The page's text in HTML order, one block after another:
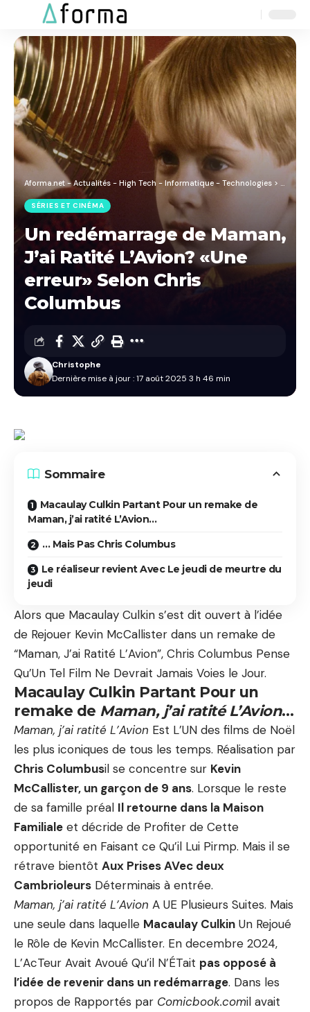
Resizer
Aforma.net - Actualités - High Tech - Informatique - Technologies > Blog
SÉRIES ET CINÉMA
Un redémarrage de Maman,
J’ai Ratité L’Avion? «Une
erreur» Selon Chris
Columbus
Dernière mise à jour : 17 août 2025 3 h 46 min
Christophe
Sommaire
Macaulay Culkin Partant Pour un remake de
Maman, j’ai ratité L’Avion…
… Mais Pas Chris Columbus
Le réaliseur revient Avec Le jeudi de meurtre du
jeudi
Alors que Macaulay Culkin s’est dit ouvert à l’idée
de Rejouer Kevin McCallister dans un remake de
“Maman, J’ai Ratité L’Avion”, Chris Columbus Pense
Qu’Un Tel Film Ne Devrait Jamais Voies le Jour.
Macaulay Culkin Partant Pour un
remake de Maman, j’ai ratité L’Avion…
Maman, j’ai ratité L’Avion Est L’UN des films de Noël
les plus iconiques de tous les temps. Réalisation par
Chris Columbusil se concentre sur Kevin
McCallister, un garçon de 9 ans. Lorsque le reste
de sa famille préal Il retourne dans la Maison
Familiale et décride de Profiter de Cette
opportunité en Faisant ce Qu’il Lui Pirmp. Mais il se
rétrave bientôt Aux Prises AVec deux
Cambrioleurs Déterminais à entrée.
Maman, j’ai ratité L’Avion A UE Plusieurs Suites. Mais
une seule dans laquelle Macaulay Culkin Un Rejoué
le Rôle de Kevin McCallister. En decembre 2024,
L’AcTeur Avait Avoué Qu’il N’ÉTait pas opposé à
l’idée de revenir dans un redémarrage. Dans les
propos de Rapportés par Comicbook.comil avait